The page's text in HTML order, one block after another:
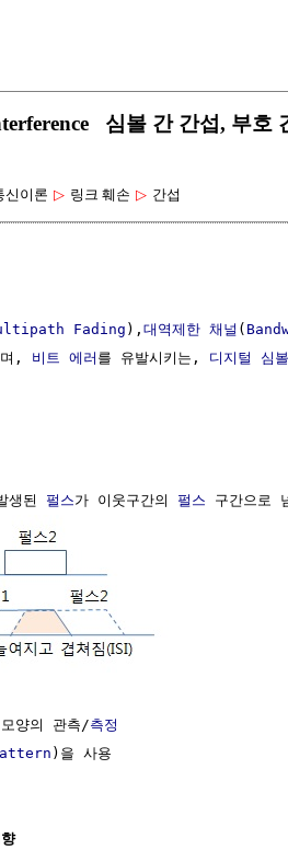
심볼 간 간섭, 부호
신이론 ▷ 링크 훼손 ▷ 간섭
Fading), 대역제한 채널 (
며, 비트 에러 를 유발시키는, 디지털 심볼
생된 펄스가 이웃구간의 펄스 구간으로
양의 관측/측정
)을 사용